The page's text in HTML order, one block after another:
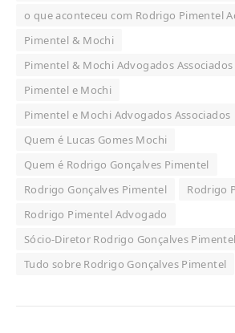
o que aconteceu com Rodrigo Pimentel
Pimentel & Mochi
Pimentel & Mochi Advogados Associados
Pimentel e Mochi
Pimentel e Mochi Advogados Associados
Quem é Lucas Gomes Mochi
Quem é Rodrigo Gonçalves Pimentel
Rodrigo Gonçalves Pimentel
Rodrigo
Rodrigo Pimentel Advogado
Sócio-Diretor Rodrigo Gonçalves Pimentel
Tudo sobre Rodrigo Gonçalves Pimentel